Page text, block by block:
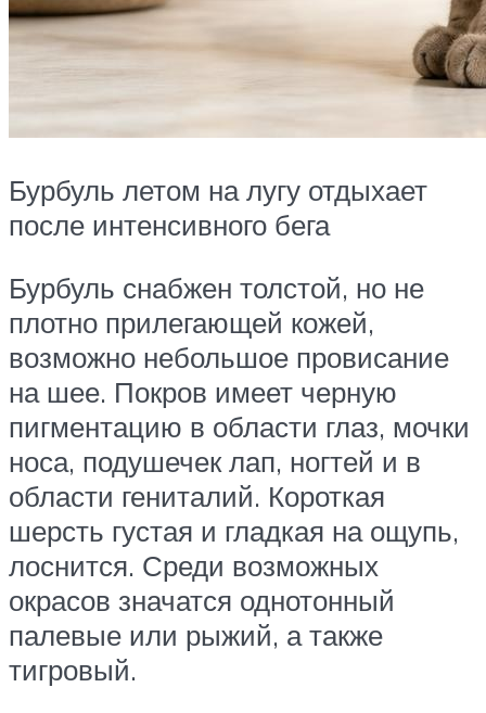
Бурбуль летом на лугу отдыхает
после интенсивного бега
Бурбуль снабжен толстой, но не
плотно прилегающей кожей,
возможно небольшое провисание
на шее. Покров имеет черную
пигментацию в области глаз, мочки
носа, подушечек лап, ногтей и в
области гениталий. Короткая
шерсть густая и гладкая на ощупь,
лоснится. Среди возможных
окрасов значатся однотонный
палевые или рыжий, а также
тигровый.